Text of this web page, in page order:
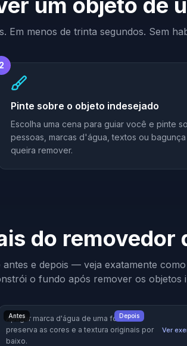
um objeto de
Em menos de trinta segundos. Sem
2
Pinte sobre o objeto indesejado
Escolha uma cena para guiar você e pinte
pessoas, marcas d'água, textos ou
queira remover.
do removedor
antes e depois — veja exatamente
o fundo após remover os objetos
Antes Depois
Apagar marca d'água de uma foto —
preserva as cores e a textura originais por
baixo.
Ver